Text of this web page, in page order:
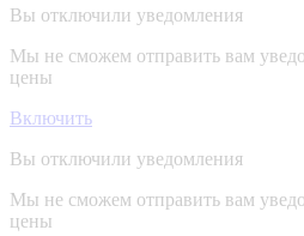
Вы отключили уведомления
Мы не сможем отправить вам
цены
Включить
Вы отключили уведомления
Мы не сможем отправить вам
цены